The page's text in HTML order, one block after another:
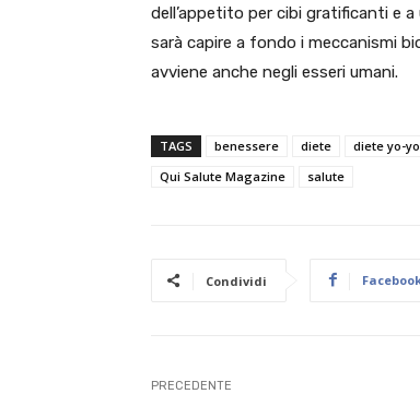
dell’appetito per cibi gratificanti e
sarà capire a fondo i meccanismi
avviene anche negli esseri umani.
TAGS benessere diete diete yo-yo
Qui Salute Magazine
salute
Condividi
PRECEDENTE